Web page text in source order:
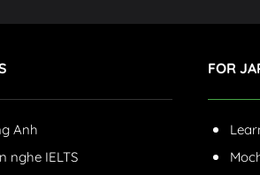
Anh
nghe IELTS
FOR